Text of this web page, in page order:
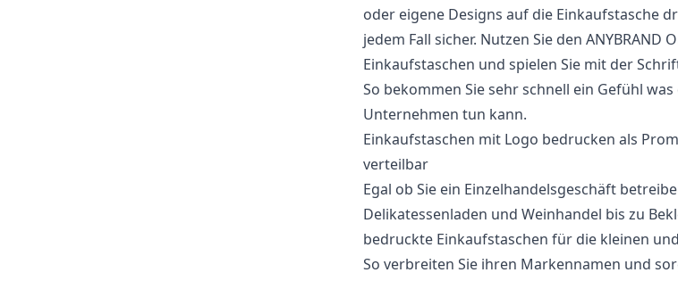
oder eigene Designs auf die Einkaufstasche
jedem Fall sicher. Nutzen Sie den
Einkaufstaschen und spielen Sie mit der
So bekommen Sie sehr schnell ein Gefühl
Unternehmen tun kann.
Einkaufstaschen mit Logo bedrucken als
verteilbar
Egal ob Sie ein Einzelhandelsgeschäft
Delikatessenladen und Weinhandel bis zu
bedruckte Einkaufstaschen für die kleinen
So verbreiten Sie ihren Markennamen und